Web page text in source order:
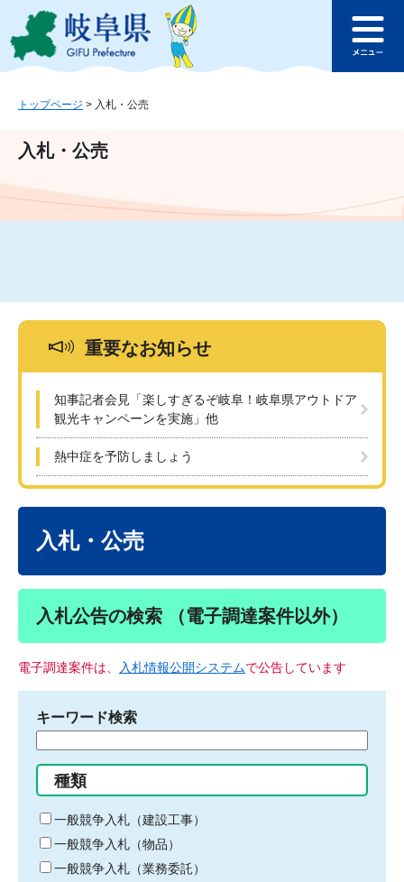
ジ
ュ
文
このページの本文へ
ュ
トップページ > 入札・公売
入札・公売
重要なお知らせ
知事記者会見「楽しすぎるぞ岐阜！岐阜県アウトドア
観光キャンペーンを実施」他
熱中症を予防しましょう
入札・公売
入札公告の検索 （電子調達案件以外）
電子調達案件は、 入札情報公開システムで公告しています
キーワード検索
る
キ
ー
ワ
ー
種類
一般競争入札（建設工事）
一般競争入札（物品）
一般競争入札（業務委託）